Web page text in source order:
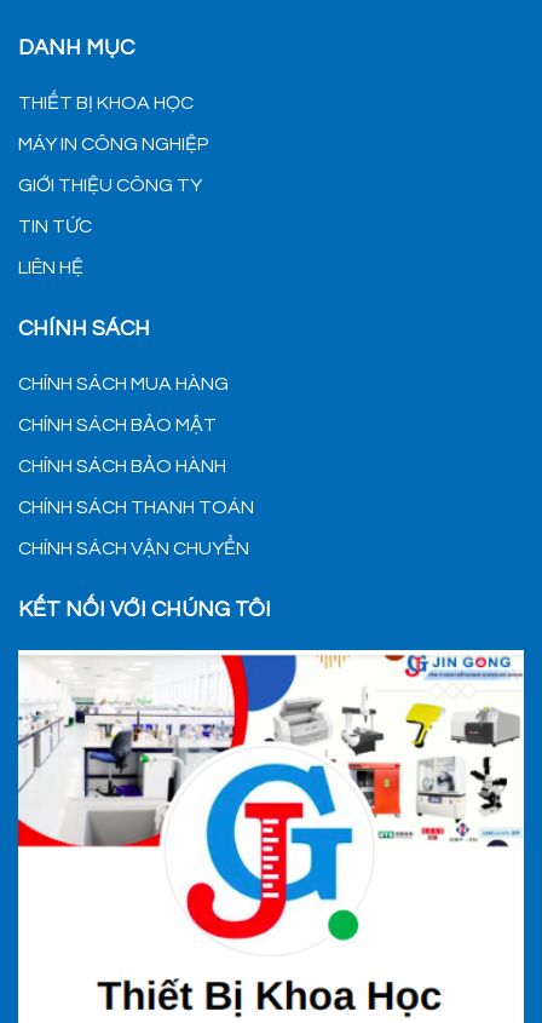
DANH MỤC
THIẾT BỊ KHOA HỌC
MÁY IN CÔNG NGHIỆP
GIỚI THIỆU CÔNG TY
TIN TỨC
LIÊN HỆ
CHÍNH SÁCH
CHÍNH SÁCH MUA HÀNG
CHÍNH SÁCH BẢO MẬT
CHÍNH SÁCH BẢO HÀNH
CHÍNH SÁCH THANH TOÁN
CHÍNH SÁCH VẬN CHUYỂN
KẾT NỐI VỚI CHÚNG TÔI